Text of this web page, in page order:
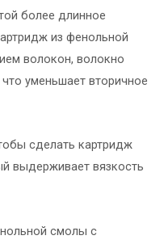
более длинное
из фенольной
волокон, волокно
уменьшает вторичное
сделать картридж
выдерживает вязкость
смолы с